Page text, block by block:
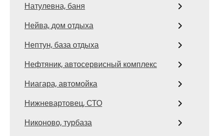
Натулевна, баня
Нейва, дом отдыха
Нептун, база отдыха
Нефтяник, автосервисный комплекс
Ниагара, автомойка
Нижневартовец, СТО
Никоново, турбаза